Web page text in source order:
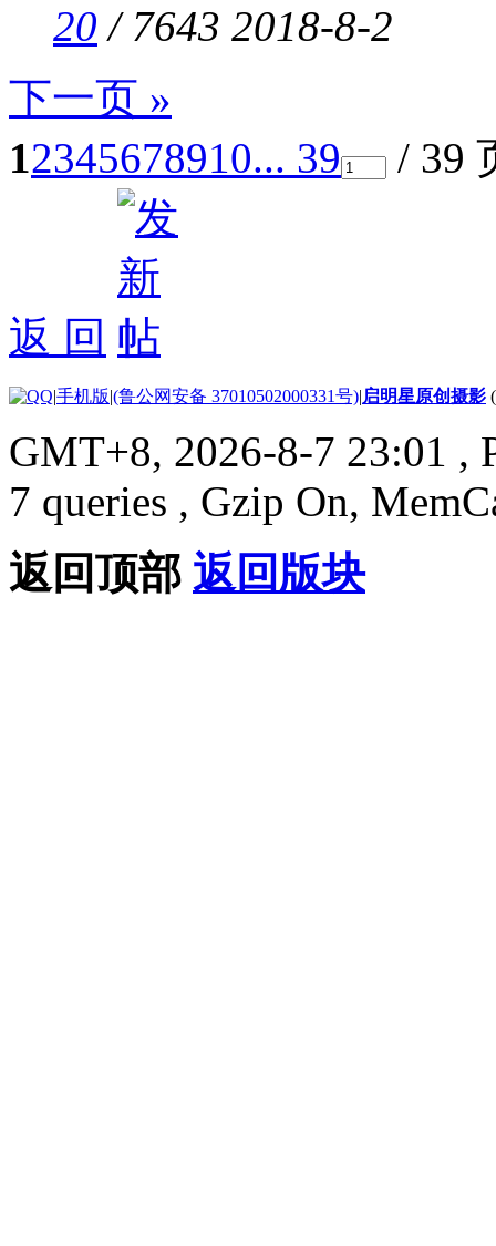
20 / 7643 2018-8-2
下一页 »
12345678910... 39 / 39
返 回
|手机版|(鲁公网安备 37010502000331号)|启明星原创摄影
GMT+8, 2026-8-7 23:01 ,
7 queries , Gzip On,
返回顶部 返回版块